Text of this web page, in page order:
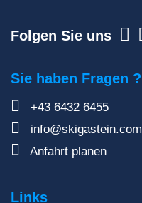
Folgen Sie uns
Sie haben Fragen ?
+43 6432 6455
info@skigastein.com
Anfahrt planen
Links